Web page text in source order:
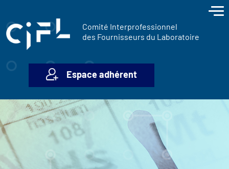
Comité Interprofessionnel
des Fournisseurs du Laboratoire
Espace adhérent